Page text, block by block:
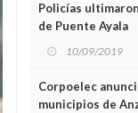
Policías
de Puente Ayala
10/09/2019
Corpoelec
municipios de